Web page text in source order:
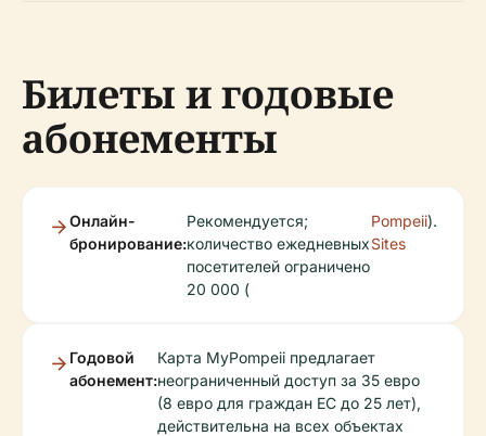
Билеты и годовые
абонементы
Онлайн-
бронирование:
Рекомендуется;
количество ежедневных
посетителей ограничено
20 000 (
Pompeii
Sites
).
Годовой
абонемент:
Карта MyPompeii предлагает
неограниченный доступ за 35 евро
(8 евро для граждан ЕС до 25 лет),
действительна на всех объектах